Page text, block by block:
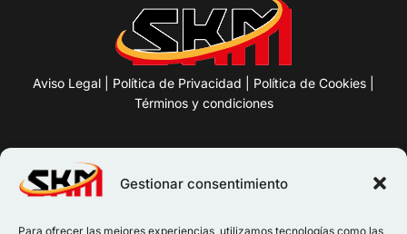
Gestionar consentimiento
Para ofrecer las mejores experiencias, utilizamos tecnologías como las
Aviso Legal Política de Privacidad Política de Cookies
Términos y condiciones
Horario